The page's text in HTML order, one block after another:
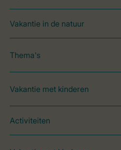
Vakantie in de natuur
Thema's
Vakantie met kinderen
Activiteiten